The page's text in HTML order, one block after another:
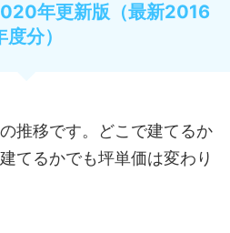
年更新版（最新2016
度分）
推移です。どこで建てるか
てるかでも坪単価は変わり